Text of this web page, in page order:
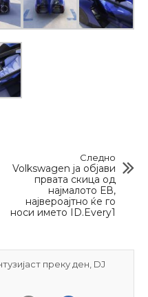
Следно
Volkswagen ја објави
првата скица од
најмалото ЕВ,
највероајтно ќе го
носи името ID.Every1
преку ден, DJ